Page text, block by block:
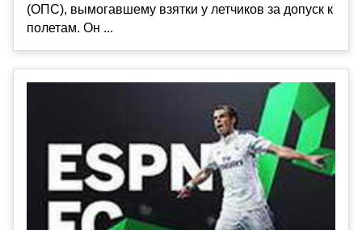
(ОПС), вымогавшему взятки у летчиков за допуск к
полетам. Он ...